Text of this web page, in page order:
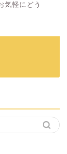
気軽にどう